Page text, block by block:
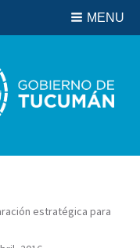
MENU
estratégica para